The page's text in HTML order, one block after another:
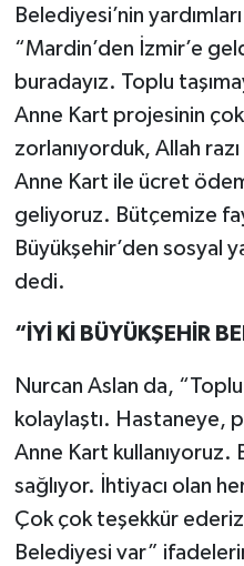
Belediyesi’nin
“Mardin’den İzmir’e
buradayız. Toplu
Anne Kart projesinin
zorlanıyorduk, Allah
Anne Kart ile ücret
geliyoruz. Bütçemize
Büyükşehir’den sosyal
dedi.
“İYİ Kİ BÜYÜKŞEHİR
Nurcan Aslan da,
kolaylaştı. Hastaneye,
Anne Kart kullanıyoruz.
sağlıyor. İhtiyacı olan
Çok çok teşekkür
Belediyesi var”